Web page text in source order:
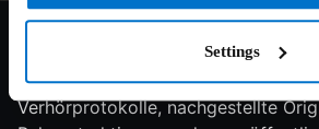
Settings
6/10 2025 1 Staffel
Die bahnbrechende Doku nutzt
Verhörprotokolle, nachgestellte